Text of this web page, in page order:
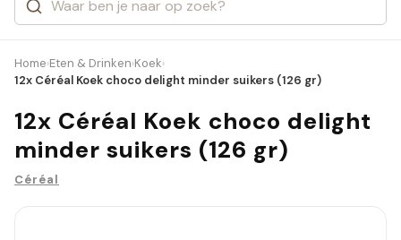
Home›Eten & Drinken›Koek›
12x Céréal Koek choco delight minder suikers (126 gr)
12x Céréal Koek choco delight
minder suikers (126 gr)
Céréal